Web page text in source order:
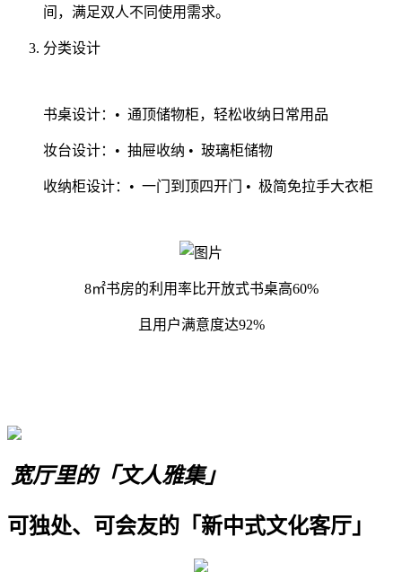
间，满足双人不同使用需求。
分类设计
书桌设计：• 通顶储物柜，轻松收纳日常用品
妆台设计：• 抽屉收纳 • 玻璃柜储物
收纳柜设计：• 一门到顶四开门 • 极简免拉手大衣柜
8㎡书房的利用率比开放式书桌高60%
且用户满意度达92%
宽厅里的「文人雅集」
可独处、可会友的「新中式文化客厅」